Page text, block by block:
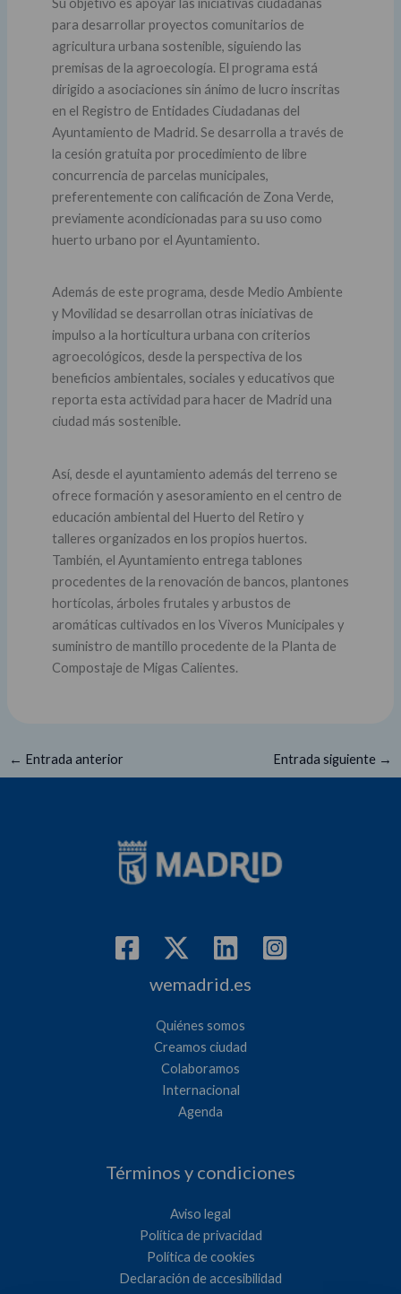
para desarrollar proyectos comunitarios de
agricultura urbana sostenible, siguiendo las
premisas de la agroecología. El programa está
dirigido a asociaciones sin ánimo de lucro inscritas
en el Registro de Entidades Ciudadanas del
Ayuntamiento de Madrid. Se desarrolla a través de
la cesión gratuita por procedimiento de libre
concurrencia de parcelas municipales,
preferentemente con calificación de Zona Verde,
previamente acondicionadas para su uso como
huerto urbano por el Ayuntamiento.
Además de este programa, desde Medio Ambiente
y Movilidad se desarrollan otras iniciativas de
impulso a la horticultura urbana con criterios
agroecológicos, desde la perspectiva de los
beneficios ambientales, sociales y educativos que
reporta esta actividad para hacer de Madrid una
ciudad más sostenible.
Así, desde el ayuntamiento además del terreno se
ofrece formación y asesoramiento en el centro de
educación ambiental del Huerto del Retiro y
talleres organizados en los propios huertos.
También, el Ayuntamiento entrega tablones
procedentes de la renovación de bancos, plantones
hortícolas, árboles frutales y arbustos de
aromáticas cultivados en los Viveros Municipales y
suministro de mantillo procedente de la Planta de
Compostaje de Migas Calientes.
← Entrada anterior Entrada siguiente →
wemadrid.es
Quiénes somos
Creamos ciudad
Colaboramos
Internacional
Agenda
Términos y condiciones
Aviso legal
Política de privacidad
Política de cookies
Declaración de accesibilidad